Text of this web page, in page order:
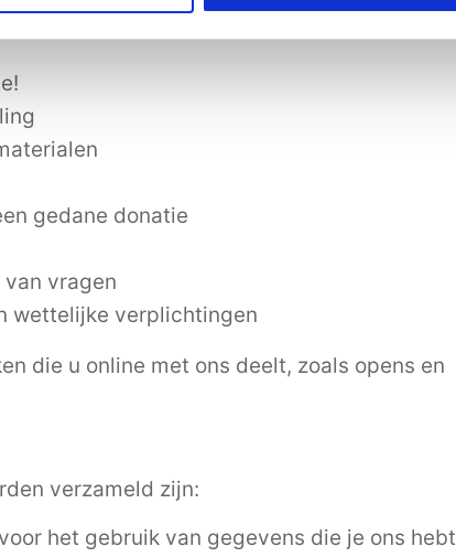
informatie omtrent activiteiten van de
gedane donatie
vragen
wettelijke verplichtingen
die u online met ons deelt, zoals opens en
verzameld zijn:
het gebruik van gegevens die je ons hebt